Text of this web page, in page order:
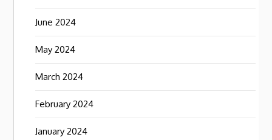
June 2024
May 2024
March 2024
February 2024
January 2024